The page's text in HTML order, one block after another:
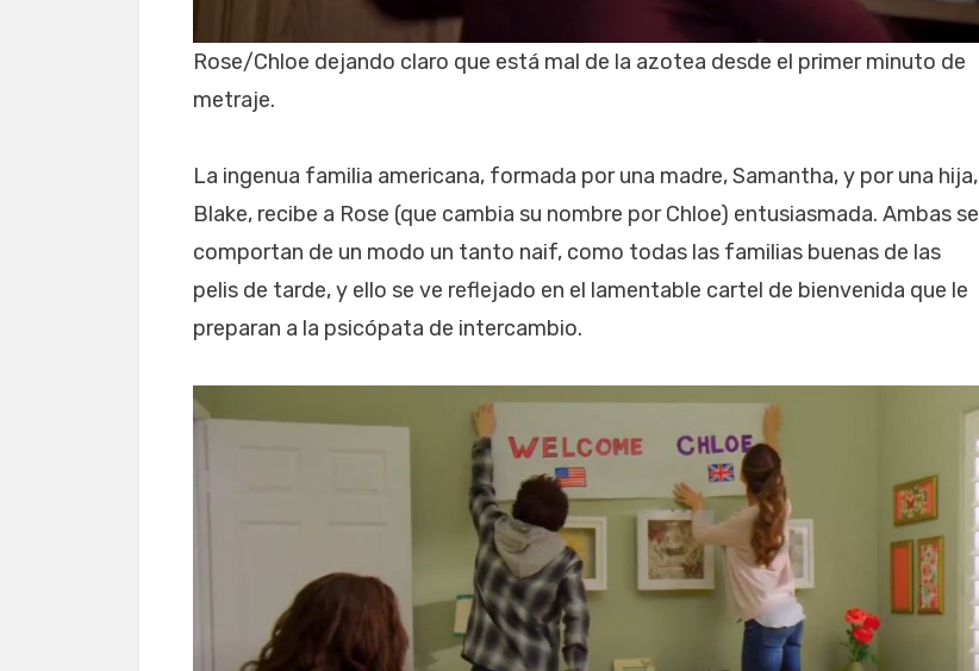
Rose/Chloe dejando claro que está mal de la azotea desde el primer minuto de
metraje.
La ingenua familia americana, formada por una madre, Samantha, y por una hija,
Blake, recibe a Rose (que cambia su nombre por Chloe) entusiasmada. Ambas se
comportan de un modo un tanto naif, como todas las familias buenas de las
pelis de tarde, y ello se ve reflejado en el lamentable cartel de bienvenida que le
preparan a la psicópata de intercambio.